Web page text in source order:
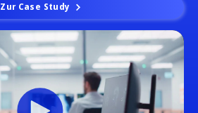
Zur Case Study